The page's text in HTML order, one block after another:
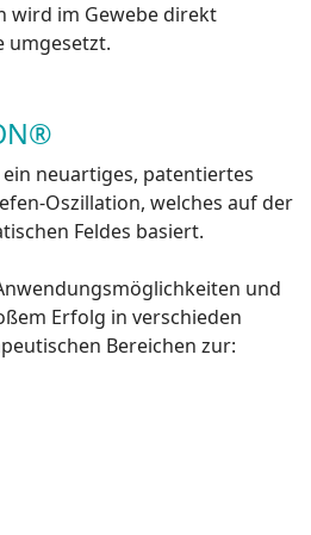
wird im Gewebe direkt
umgesetzt.
ein neuartiges, patentiertes
Oszillation, welches auf der
Feldes basiert.
und
Erfolg in verschieden
Bereichen zur: